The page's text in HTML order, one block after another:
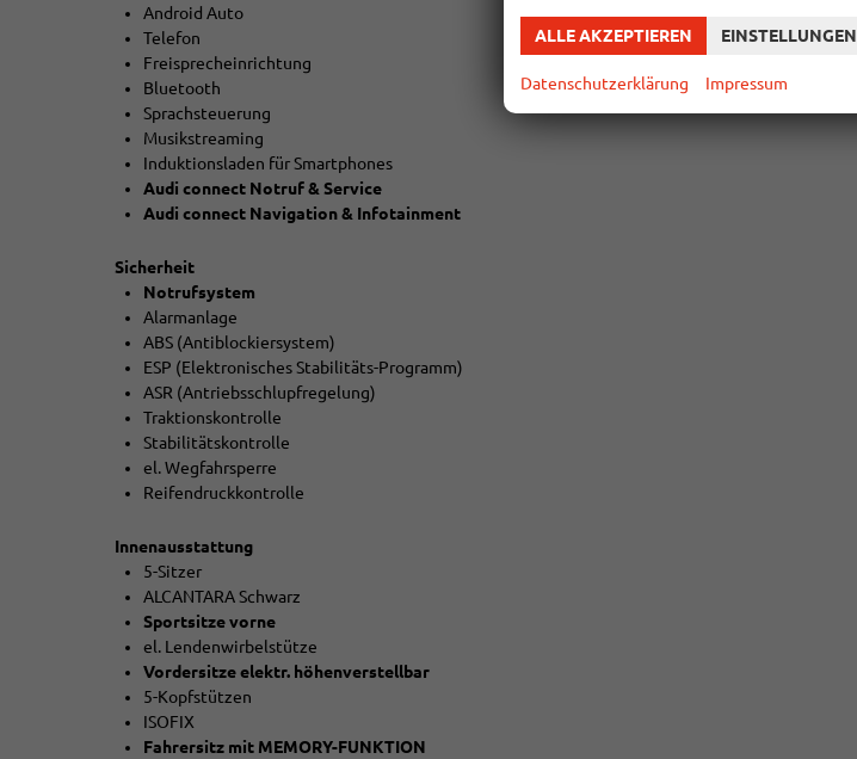
Android Auto
Telefon
Freisprecheinrichtung
Bluetooth
Sprachsteuerung
Musikstreaming
Induktionsladen für Smartphones
Audi connect Notruf & Service
Audi connect Navigation & Infotainment
Sicherheit
Notrufsystem
Alarmanlage
ABS (Antiblockiersystem)
ESP (Elektronisches Stabilitäts-Programm)
ASR (Antriebsschlupfregelung)
Traktionskontrolle
Stabilitätskontrolle
el. Wegfahrsperre
Reifendruckkontrolle
Innenausstattung
5-Sitzer
ALCANTARA Schwarz
Sportsitze vorne
el. Lendenwirbelstütze
Vordersitze elektr. höhenverstellbar
5-Kopfstützen
ISOFIX
Fahrersitz mit MEMORY-FUNKTION
ALLE AKZEPTIEREN EINSTELLUNGEN
Datenschutzerklärung Impressum